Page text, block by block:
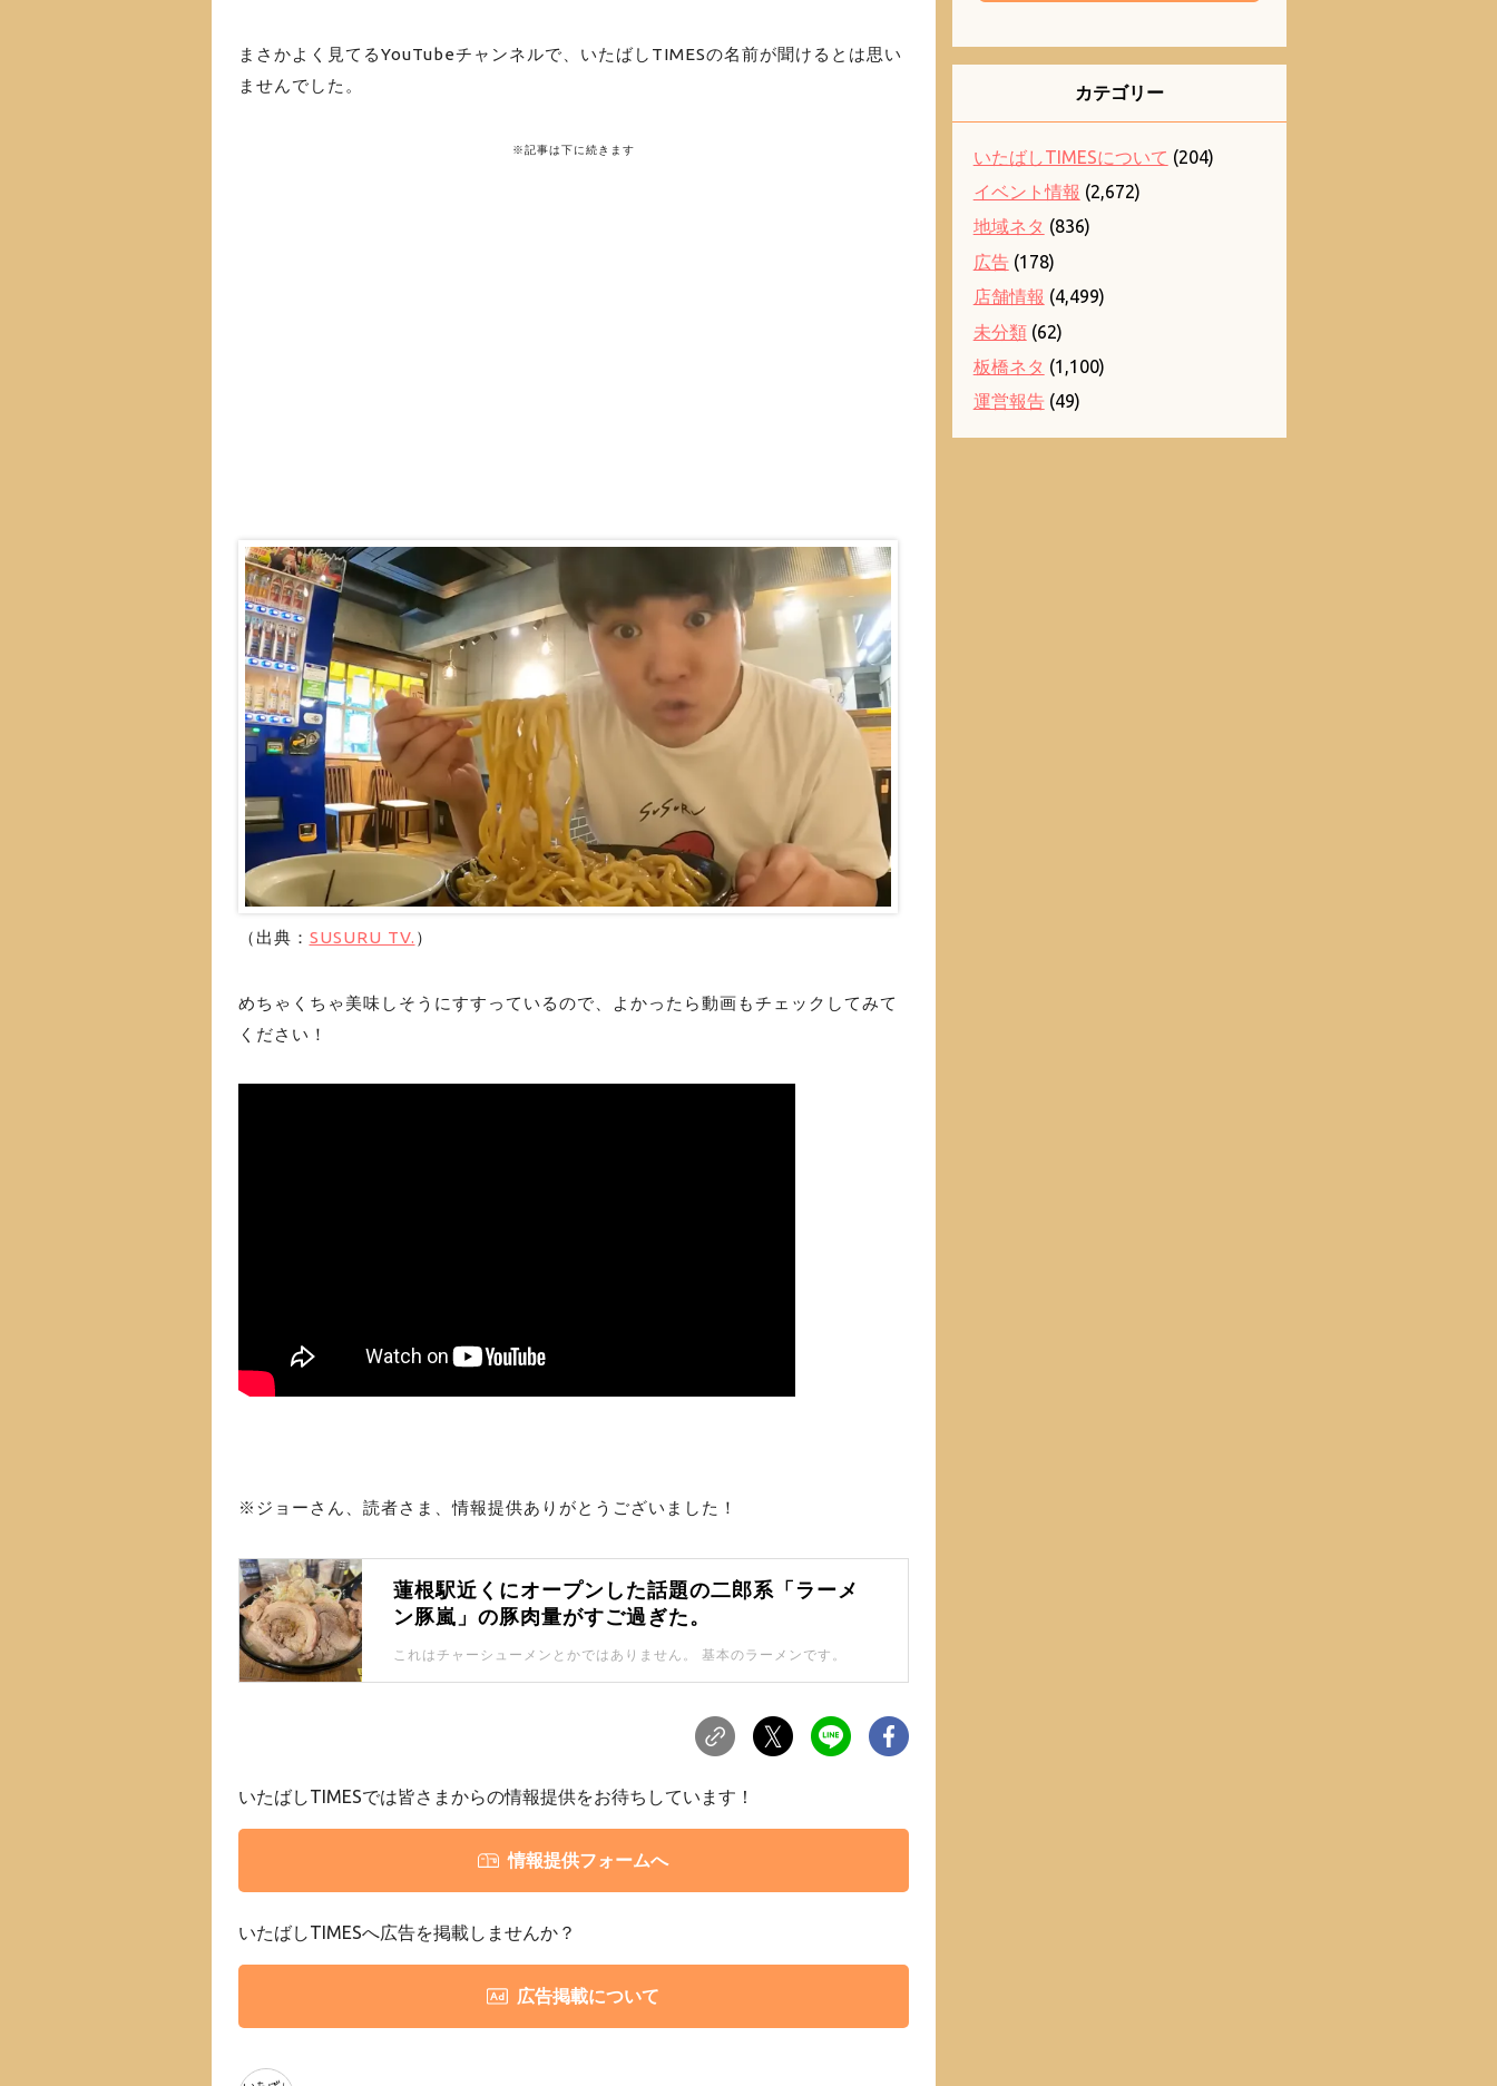
まさかよく見てるYouTubeチャンネルで、いたばしTIMESの名前が聞けるとは思い
ませんでした。
※記事は下に続きます
（出典： SUSURU TV. ）
めちゃくちゃ美味しそうにすすっているので、よかったら動画もチェックしてみて
ください！
※ジョーさん、読者さま、情報提供ありがとうございました！
蓮根駅近くにオープンした話題の二郎系「ラーメ
ン豚嵐」の豚肉量がすご過ぎた。
これはチャーシューメンとかではありません。 基本のラーメンです。
いたばしTIMESでは皆さまからの情報提供をお待ちしています！
情報提供フォームへ
いたばしTIMESへ広告を掲載しませんか？
広告掲載について
カテゴリー
いたばしTIMESについて (204)
イベント情報 (2,672)
地域ネタ (836)
広告(178)
店舗情報 (4,499)
未分類(62)
板橋ネタ (1,100)
運営報告(49)